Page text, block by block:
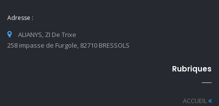
Adresse :
ALIANYS, ZI De Trixe
258 impasse de Furgole, 82710 BRESSOLS
Rubriques
ACCUEIL